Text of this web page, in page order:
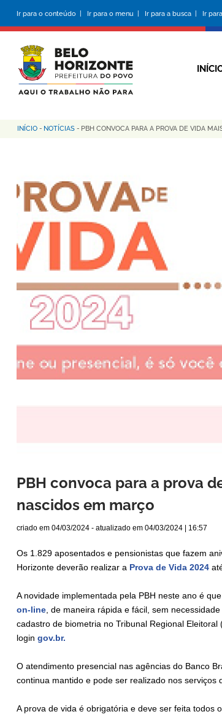
conteúdo
principal
Ir para o conteúdo | Ir para o menu | Ir para a busca | Ir
Trilha
navegação
INÍCIO - NOTÍCIAS - PBH CONVOCA PARA A PROVA DE VIDA
PBH convoca para a prova
nascidos em março
criado em 04/03/2024 - atualizado em 04/03/2024 | 16:57
Os 1.829 aposentados e pensionistas que fazem
Horizonte deverão realizar a Prova de Vida 2024
A novidade implementada pela PBH neste ano é
on-line, de maneira rápida e fácil, sem
cadastro de biometria no Tribunal Regional
login gov.br.
O atendimento presencial nas agências do Banco
continua mantido e pode ser realizado nos serviços
A prova de vida é obrigatória e deve ser feita todos